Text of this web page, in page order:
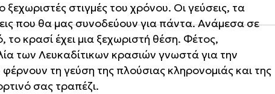
ξεχωριστές στιγμές του χρόνου. Οι γεύσεις, τα
που θα μας συνοδεύουν για πάντα. Ανάμεσα σε
κρασί έχει μια ξεχωριστή θέση. Φέτος,
των Λευκαδίτικων κρασιών γνωστά για την
τη γεύση της πλούσιας κληρονομιάς και της
σας τραπέζι.